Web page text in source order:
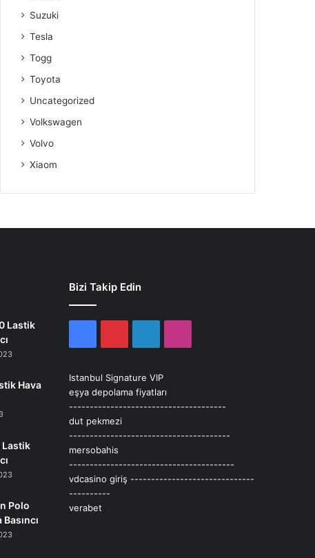
Suzuki
Tesla
Togg
Toyota
Uncategorized
Volkswagen
Volvo
Xiaom
Lastik
Hava
Lastik
Polo
Bizi Takip Edin
Istanbul Signature VIP
eşya depolama fiyatları
--------------------------------------
dut pekmezi
---------------------------------------
mersobahis
----------------------------------------
vdcasino giriş ------------------------------
----------
verabet